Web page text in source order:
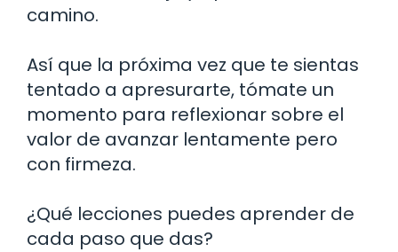
camino.
Así que la próxima vez que te sientas
tentado a apresurarte, tómate un
momento para reflexionar sobre el
valor de avanzar lentamente pero
con firmeza.
¿Qué lecciones puedes aprender de
cada paso que das?